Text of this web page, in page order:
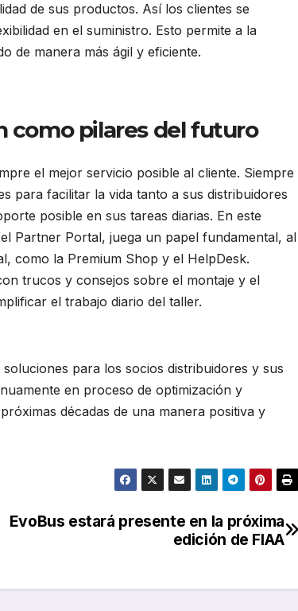
de sus productos. Así los clientes se
en el suministro. Esto permite a la
de manera más ágil y eficiente.
como pilares del futuro
el mejor servicio posible al cliente. Siempre
para facilitar la vida tanto a sus distribuidores
posible en sus tareas diarias. En este
Partner Portal, juega un papel fundamental, al
como la Premium Shop y el HelpDesk.
trucos y consejos sobre el montaje y el
el trabajo diario del taller.
para los socios distribuidores y sus
en proceso de optimización y
décadas de una manera positiva y
EvoBus estará presente en la próxima
edición de FIAA